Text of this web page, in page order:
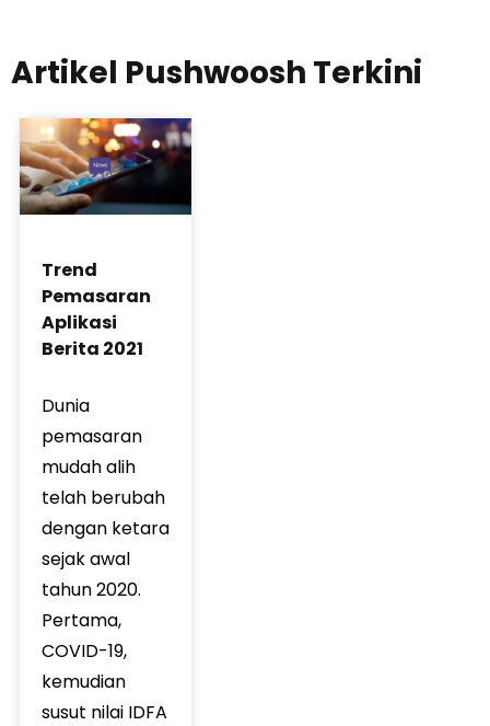
Artikel Pushwoosh Terkini
Trend
Pemasaran
Aplikasi
Berita 2021
Dunia
pemasaran
mudah alih
telah berubah
dengan ketara
sejak awal
tahun 2020.
Pertama,
COVID-19,
kemudian
susut nilai IDFA